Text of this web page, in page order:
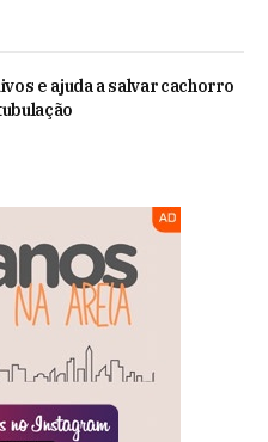
e ajuda a salvar cachorro